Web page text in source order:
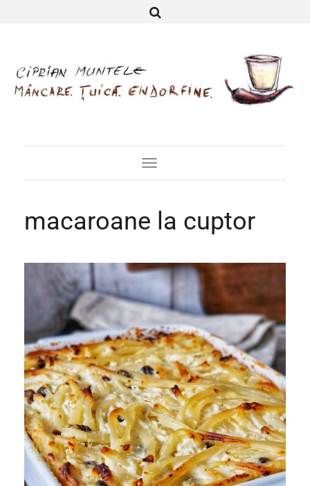
Toggle
Navigation
macaroane la cuptor